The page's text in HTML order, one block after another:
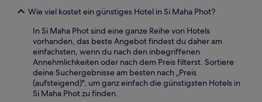
mit
2 Erwachsenen
gefunden
Verfügbarkeiten
Wie viel kostet ein günstiges Hotel in Si Maha Phot?
In Si Maha Phot sind eine ganze Reihe von Hotels
vorhanden, das beste Angebot findest du daher am
einfachsten, wenn du nach den inbegriffenen
Annehmlichkeiten oder nach dem Preis filterst. Sortiere
deine Suchergebnisse am besten nach „Preis
(aufsteigend)", um ganz einfach die günstigsten Hotels in
Si Maha Phot zu finden.